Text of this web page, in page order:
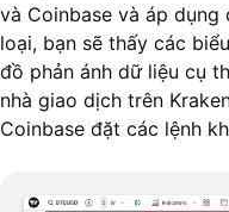
và Coinbase và áp
loại, bạn sẽ thấy các
đồ phản ánh dữ liệu cụ
nhà giao dịch trên
Coinbase đặt các lệnh